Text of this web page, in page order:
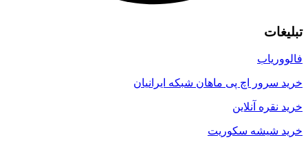
تبلیغات
فالووریاب
خرید سرور اچ پی ماهان شبکه ایرانیان
خرید نقره آنلاین
خرید شیشه سکوریت